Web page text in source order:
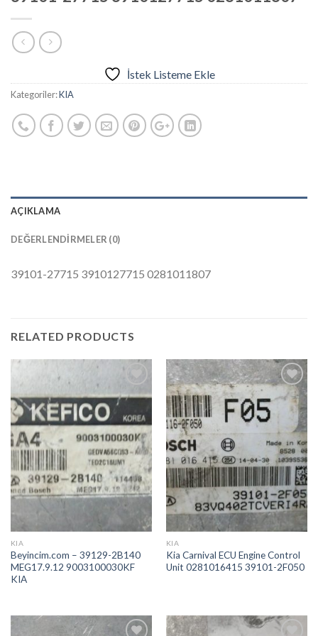
İstek Listeme Ekle
Kategoriler:KIA
AÇIKLAMA
DEĞERLENDIRMELER (0)
39101-27715 3910127715 0281011807
RELATED PRODUCTS
İstek
Listeme
Ekle
KIA
Beyincim.com – 39129-2B140
MEG17.9.12 9003100030KF
KIA
Listeme
Ekle
KIA
Kia Carnival ECU Engine Control
Unit 0281016415 39101-2F050